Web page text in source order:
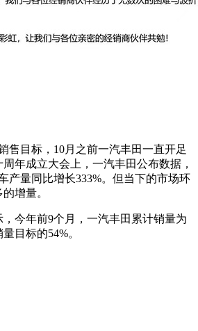
售目标，10月之前一汽丰田一直开足
年成立大会上，一汽丰田公布数据，
产量同比增长333%。但当下的市场环
增量。
今年前9个月，一汽丰田累计销量为
目标的54%。